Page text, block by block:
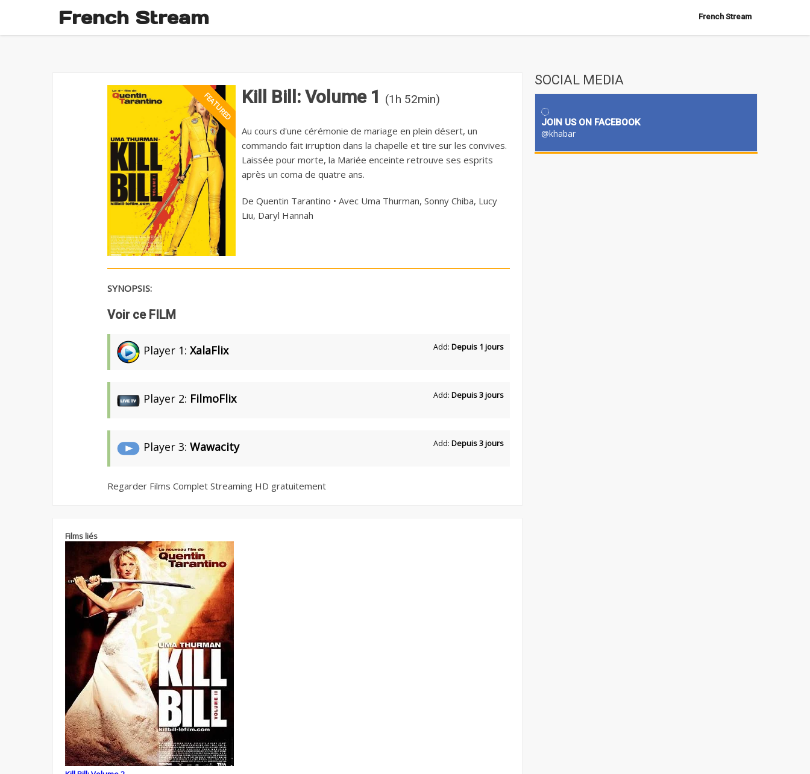
French Stream French Stream
Kill Bill: Volume 1 (1h 52min)
Au cours d'une cérémonie de mariage en plein désert, un
commando fait irruption dans la chapelle et tire sur les convives.
Laissée pour morte, la Mariée enceinte retrouve ses esprits
après un coma de quatre ans.
De Quentin Tarantino • Avec Uma Thurman, Sonny Chiba, Lucy
Liu, Daryl Hannah
SYNOPSIS:
Voir ce FILM
Player 1: XalaFlix Add: Depuis 1 jours
Player 2: FilmoFlix Add: Depuis 3 jours
Player 3: Wawacity Add: Depuis 3 jours
Regarder Films Complet Streaming HD gratuitement
Films liés
SOCIAL MEDIA
JOIN US ON FACEBOOK
@khabar